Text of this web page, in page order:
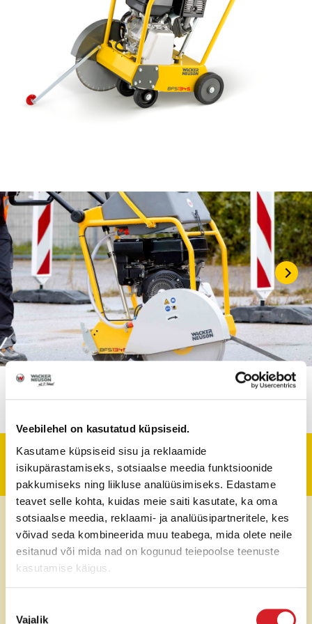
Veebilehel on kasutatud küpsiseid.
Kasutame küpsiseid sisu ja reklaamide
isikupärastamiseks, sotsiaalse meedia funktsioonide
pakkumiseks ning liikluse analüüsimiseks. Edastame
teavet selle kohta, kuidas meie saiti kasutate, ka oma
sotsiaalse meedia, reklaami- ja analüüsipartneritele, kes
võivad seda kombineerida muu teabega, mida olete neile
esitanud või mida nad on kogunud teiepoolse teenuste
kasutamise käigus.
Vajalik
KASUTATUD TEHNIKA
KARJÄÄR
MEIST
Tehniline informatsioon
Ketta max läbimõõt 450 mm
Max lõikesügavus 170 mm